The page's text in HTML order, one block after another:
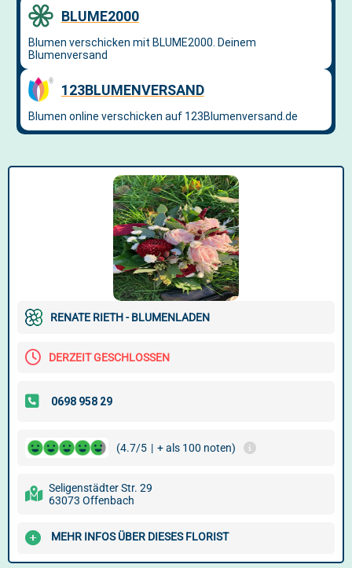
RENATE RIETH - BLUMENLADEN
DERZEIT GESCHLOSSEN
(4.7/5 | + als 100 noten)
Seligenstädter Str. 29
63073 Offenbach
MEHR INFOS ÜBER DIESES FLORIST